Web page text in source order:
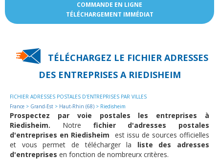
COMMANDE EN LIGNE
TÉLÉCHARGEMENT IMMÉDIAT
TÉLÉCHARGEZ LE FICHIER ADRESSES
DES ENTREPRISES A RIEDISHEIM
FICHIER ADRESSES POSTALES D'ENTREPRISES PAR VILLES
France > Grand-Est > Haut-Rhin (68) > Riedisheim
Prospectez par voie postales les entreprises à
Riedisheim. Notre fichier d'adresses postales
d'entreprises en Riedisheim
est issu de sources officielles
et vous permet de télécharger la liste des adresses
d'entreprises en fonction de nombreurx critères.